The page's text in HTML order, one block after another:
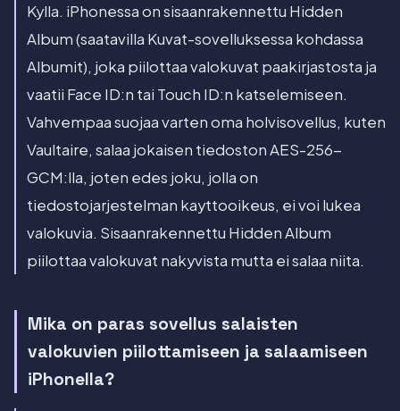
Kylla. iPhonessa on sisaanrakennettu Hidden
Album (saatavilla Kuvat-sovelluksessa kohdassa
Albumit), joka piilottaa valokuvat paakirjastosta ja
vaatii Face ID:n tai Touch ID:n katselemiseen.
Vahvempaa suojaa varten oma holvisovellus, kuten
Vaultaire, salaa jokaisen tiedoston AES-256-
GCM:lla, joten edes joku, jolla on
tiedostojarjestelman kayttooikeus, ei voi lukea
valokuvia. Sisaanrakennettu Hidden Album
piilottaa valokuvat nakyvista mutta ei salaa niita.
Mika on paras sovellus salaisten
valokuvien piilottamiseen ja salaamiseen
iPhonella?